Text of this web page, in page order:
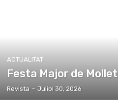
ACTUALITAT
Festa Major de Mollet
Revista - Juliol 30, 2026